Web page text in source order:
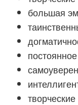
большая